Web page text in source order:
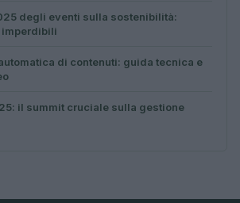
degli eventi sulla sostenibilità:
imperdibili
di contenuti: guida tecnica e
il summit cruciale sulla gestione